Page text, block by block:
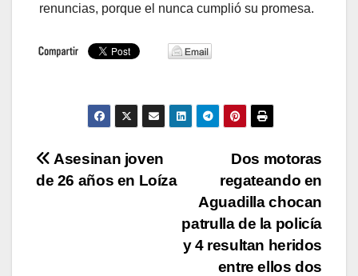
renuncias, porque el nunca cumplió su promesa.
Navegación
Dos motoras
regateando en
Aguadilla chocan
patrulla de la policía
y 4 resultan heridos
entre ellos dos
Asesinan joven
de 26 años en Loíza